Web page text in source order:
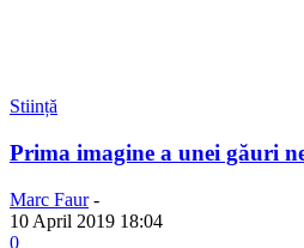
Stiință
Prima imagine a unei găuri
Marc Faur -
10 April 2019 18:04
0